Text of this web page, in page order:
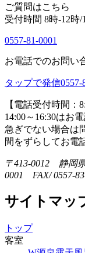
ご質問はこちら
受付時間 8時-12時/
0557-81-0001
お電話でのお問い
タップで発信0557-
【電話受付時間：
14:00～16:30はお
急ぎでない場合は
間をずらしてお電
〒413-0012 静岡
0001 FAX/ 0557-
サイトマッ
トップ
客室